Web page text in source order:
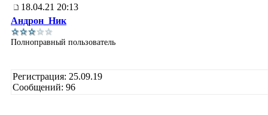
18.04.21 20:13
Андрон_Ник
Полноправный пользователь
Регистрация: 25.09.19
Сообщений: 96